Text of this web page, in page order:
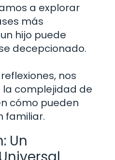
a explorar
más
hijo puede
decepcionado.
nos
complejidad de
cómo pueden
familiar.
Un